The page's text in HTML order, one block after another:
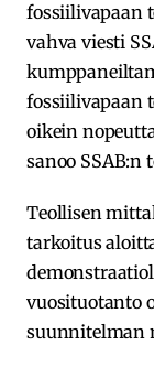
fossiilivapaan
vahva viesti
fossiilivapaan
oikein
sanoo
Teollisen
tarkoitus
vuosituotanto
suunnitelman